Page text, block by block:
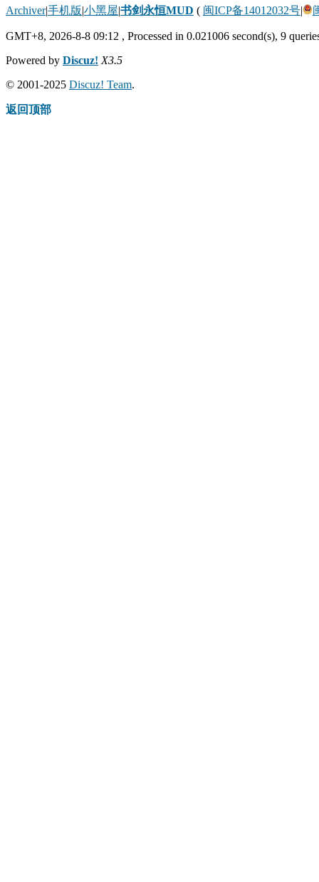
Archiver|手机版|小黑屋|书剑永恒MUD ( 闽ICP备14012032号|
GMT+8, 2026-8-8 09:12 , Processed in 0.021006 second(s), 9
Powered by Discuz! X3.5
© 2001-2025 Discuz! Team.
返回顶部